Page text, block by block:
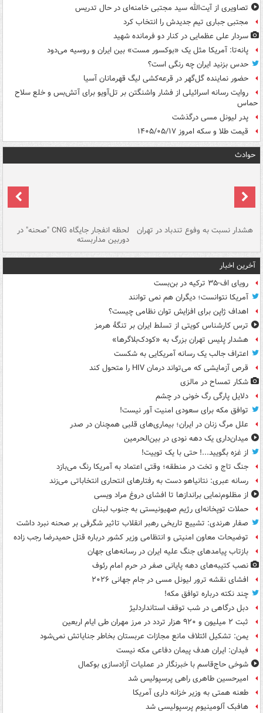
تصاویری از آیت‌الله سید مجتبی خامنه‌ای در حال تدریس
مجتبی جباری تیم جدیدش را انتخاب کرد
سردار علی عظمایی در کنار دو فرمانده شهید
پانه‌تا: آمریکا مثل یک «بوکسور مست» بین ایران و روسیه می‌دود
حدس بزنید ایران چه رنگی است؟
حضور نماینده گل‌گهر در قرعه‌کشی لیگ قهرمانان آسیا
روایت رسانه اسرائیلی از فشار واشنگتن بر تل‌آویو برای آتش‌بس و خلع سلاح
حماس
پدر لیونل مسی درگذشت
قیمت طلا و سکه امروز ۱۴۰۵/۰۵/۱۷
حوادث
هشدار نسبت به وفوع تندباد در تهران لحظه انفجار جایگاه CNG "صحنه" در
دوربین مداربسته
آخرین اخبار
رویای اف-۳۵ ترکیه در بن‌بست
آمریکا نتوانست؛ دیگران هم نمی توانند
اهداف ژاپن برای افزایش توان نظامی چیست؟
ترس کارشناس کویتی از تسلط ایران بر تنگۀ هرمز
هشدار پلیس تهران بزرگ به «کودک‌بلاگرها»
اعتراف جالب یک رسانه آمریکایی به شکست
قرص آزمایشی که می‌تواند درمان HIV را متحول کند
شکار تمساح در مالزی
دلایل پارگی رگ خونی در چشم
توافق مکه برای سعودی امنیت آور نیست!
علل مرگ زنان در ایران؛ بیماری‌های قلبی همچنان در صدر
میدان‌داری یک دهه نودی در بین‌الحرمین
از غزه بگویید...! حتی با یک توییت!
جنگ تاج و تخت در منطقه؛ وقتی اعتماد به آمریکا رنگ می‌بازد
رسانه عبری: نتانیاهو دست به رفتارهای انتحاری انتخاباتی می‌زند
از مظلوم‌نمایی براندازها تا افشای دروغ مراد ویسی
حملات توپخانه‌ای رژیم صهیونیستی به جنوب لبنان
صفار هرندی: تشییع تاریخی رهبر انقلاب تاثیر شگرفی بر صحنه نبرد داشت
توضیحات معاون امنیتی و انتظامی وزیر کشور درباره قتل حمیدرضا رجب زاده
بازتاب پیامدهای جنگ علیه ایران در رسانه‌های جهان
نصب کتیبه‌های دهه پایانی صفر در حرم امام رئوف
افشای نقشه ترور لیونل مسی در جام جهانی ۲۰۲۶
چند نکته درباره توافق مکه!
دبل درگاهی در شب توقف استانداردلیژ
ثبت ۲ میلیون و ۹۲۰ هزار تردد در مرز مهران طی ایام اربعین
یمن: تشکیل ائتلاف مانع مجازات عربستان بخاطر جنایاتش نمی‌شود
فیدان: ایران هدف پیمان دفاعی مکه نیست
شوخی حاج‌قاسم با خبرنگار در عملیات آزادسازی بوکمال
امیرحسین طاهری راهی پرسپولیس شد
طعنه همتی به وزیر خزانه داری آمریکا
هافبک آلومینیوم پرسپولیسی شد